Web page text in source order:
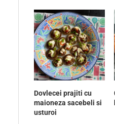
Dovlecei prajiti cu
maioneza sacebeli si
usturoi